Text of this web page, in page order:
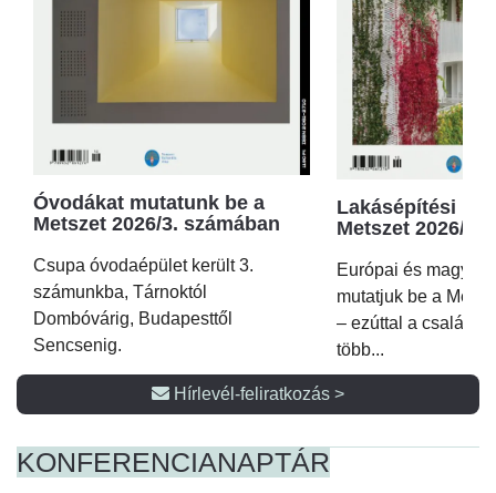
Óvodákat mutatunk be a
Metszet 2026/3. számában
Csupa óvodaépület került 3.
számunkba, Tárnoktól
Dombóvárig, Budapesttől
Sencsenig.
Lakásépítési
Metszet 2026/2.
Európai és magyar
mutatjuk be a
– ezúttal a családi
több...
Hírlevél-feliratkozás >
KONFERENCIANAPTÁR